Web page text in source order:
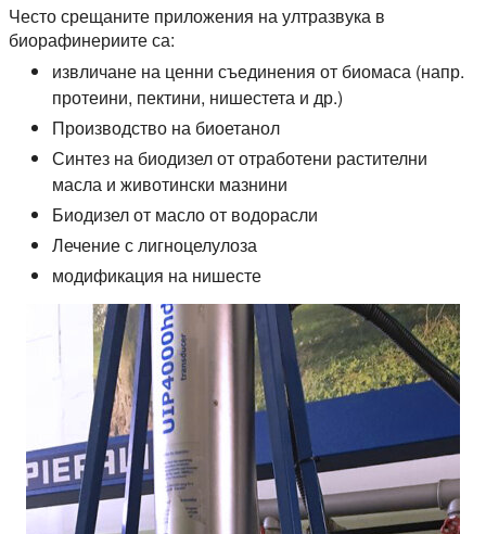
Често срещаните приложения на ултразвука в
биорафинериите са:
извличане на ценни съединения от биомаса (напр.
протеини, пектини, нишестета и др.)
Производство на биоетанол
Синтез на биодизел от отработени растителни
масла и животински мазнини
Биодизел от масло от водорасли
Лечение с лигноцелулоза
модификация на нишесте